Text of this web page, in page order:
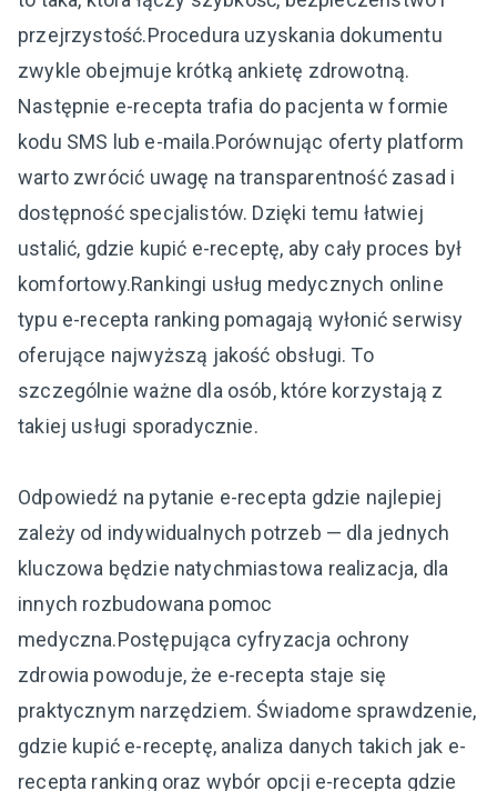
przejrzystość.Procedura uzyskania dokumentu
zwykle obejmuje krótką ankietę zdrowotną.
Następnie e-recepta trafia do pacjenta w formie
kodu SMS lub e-maila.Porównując oferty platform
warto zwrócić uwagę na transparentność zasad i
dostępność specjalistów. Dzięki temu łatwiej
ustalić, gdzie kupić e-receptę, aby cały proces był
komfortowy.Rankingi usług medycznych online
typu e-recepta ranking pomagają wyłonić serwisy
oferujące najwyższą jakość obsługi. To
szczególnie ważne dla osób, które korzystają z
takiej usługi sporadycznie.
Odpowiedź na pytanie e-recepta gdzie najlepiej
zależy od indywidualnych potrzeb — dla jednych
kluczowa będzie natychmiastowa realizacja, dla
innych rozbudowana pomoc
medyczna.Postępująca cyfryzacja ochrony
zdrowia powoduje, że e-recepta staje się
praktycznym narzędziem. Świadome sprawdzenie,
gdzie kupić e-receptę, analiza danych takich jak e-
recepta ranking oraz wybór opcji e-recepta gdzie